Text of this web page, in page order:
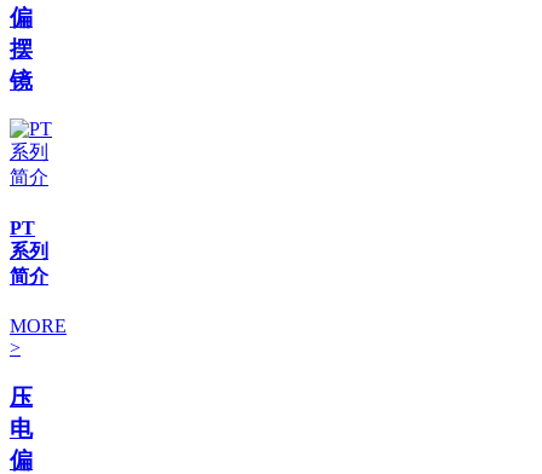
偏
摆
镜
PT
系列
简介
MORE
>
压
电
偏